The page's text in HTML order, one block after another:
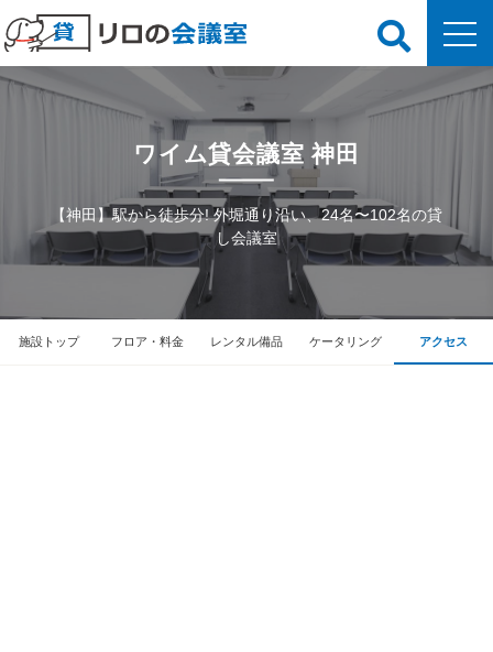
ワイム貸会議室 神田
【神田】駅から徒歩分! 外堀通り沿い、24名〜102名の貸
し会議室
施設トップ フロア・料金 レンタル備品 ケータリング アクセス